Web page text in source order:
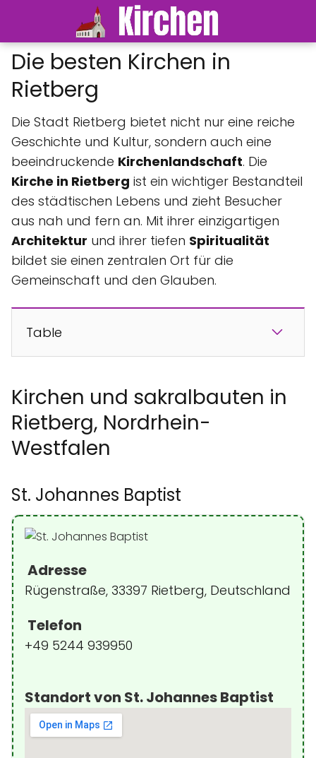
Die besten Kirchen in
Rietberg
Die Stadt Rietberg bietet nicht nur eine reiche
Geschichte und Kultur, sondern auch eine
beeindruckende Kirchenlandschaft. Die
Kirche in Rietberg ist ein wichtiger Bestandteil
des städtischen Lebens und zieht Besucher
aus nah und fern an. Mit ihrer einzigartigen
Architektur und ihrer tiefen Spiritualität
bildet sie einen zentralen Ort für die
Gemeinschaft und den Glauben.
Table
Kirchen und sakralbauten in
Rietberg, Nordrhein-
Westfalen
St. Johannes Baptist
Adresse
Rügenstraße, 33397 Rietberg, Deutschland
Telefon
+49 5244 939950
Standort von St. Johannes Baptist